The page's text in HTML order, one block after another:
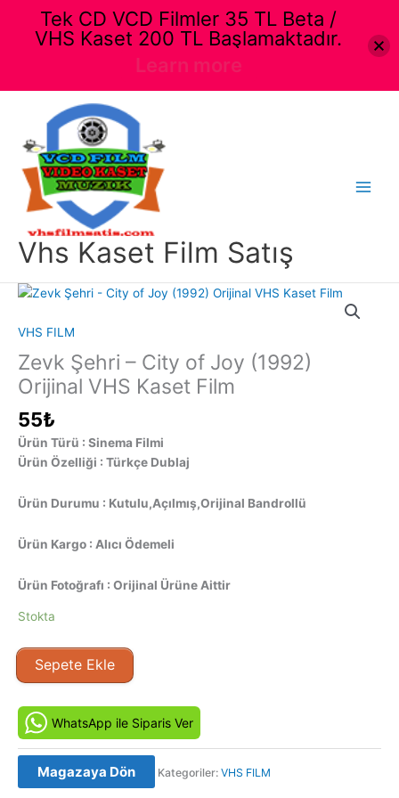
Vhs Kaset Film Satış
VHS FILM
Zevk Şehri – City of Joy (1992)
Orijinal VHS Kaset Film
55₺
Ürün Türü : Sinema Filmi
Ürün Özelliği : Türkçe Dublaj
Ürün Durumu : Kutulu,Açılmış,Orijinal Bandrollü
Ürün Kargo : Alıcı Ödemeli
Ürün Fotoğrafı : Orijinal Ürüne Aittir
Stokta
Zevk
Şehri
City
of
Joy
(1992)
Sepete Ekle
WhatsApp ile Siparis Ver
Magazaya Dön Kategoriler: VHS FILM
Tek CD VCD Filmler 35 TL Beta /
VHS Kaset 200 TL Başlamaktadır.
Learn more